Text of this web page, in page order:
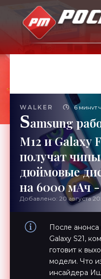
WALKER 6 минут
Samsung
M12 и Galaxy
получат
дюймовые
на 6000 мАч
Добавлено: 20 августа
После
Galaxy S21,
готовит к
модели. Что
инсайдера